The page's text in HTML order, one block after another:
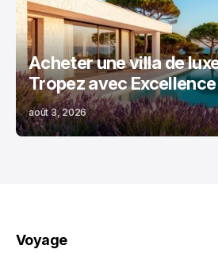
Acheter une villa de
Tropez avec
août 3, 2026
Voyage